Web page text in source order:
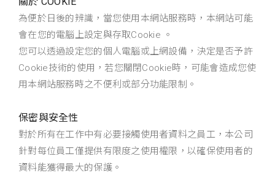
為便於日後的辨識，當您使用本網站服務時，本網站可能
會在您的電腦上設定與存取Cookie 。
您可以透過設定您的個人電腦或上網設備，決定是否予許
Cookie技術的使用，若您關閉Cookie時，可能會造成您使
用本網站服務時之不便利或部分功能限制。
保密與安全性
對於所有在工作中有必要接觸使用者資料之員工，本公司
針對每位員工僅提供有限度之使用權限，以確保使用者的
資料能獲得最大的保護。